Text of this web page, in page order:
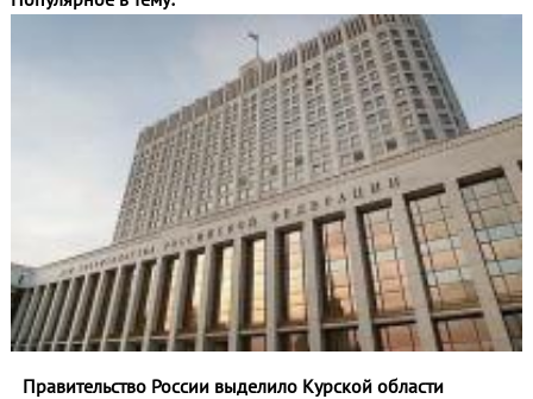
Правительство России выделило Курской области